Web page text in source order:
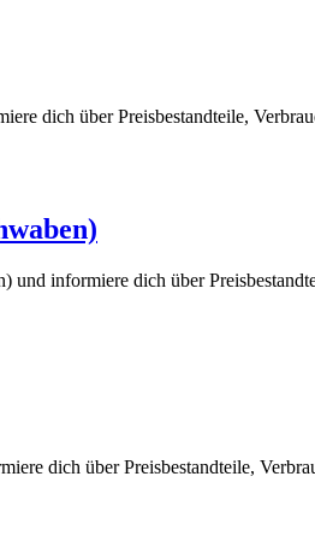
dich über Preisbestandteile,
informiere dich über
dich über Preisbestandteile,